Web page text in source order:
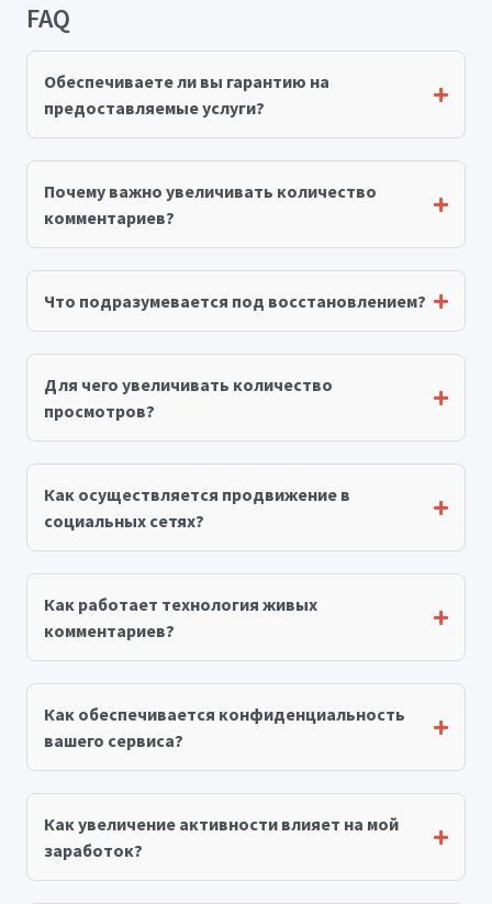
FAQ
Обеспечиваете ли вы гарантию на
предоставляемые услуги?
Почему важно увеличивать количество
комментариев?
Что подразумевается под восстановлением?
Для чего увеличивать количество
просмотров?
Как осуществляется продвижение в
социальных сетях?
Как работает технология живых
комментариев?
Как обеспечивается конфиденциальность
вашего сервиса?
Как увеличение активности влияет на мой
заработок?